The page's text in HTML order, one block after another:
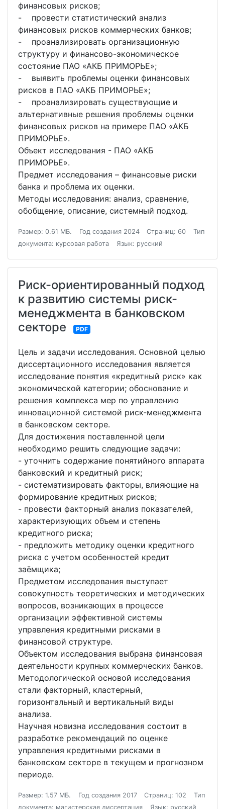
финансовых рисков;
- провести статистический анализ
финансовых рисков коммерческих банков;
- проанализировать организационную
структуру и финансово-экономическое
состояние ПАО «АКБ ПРИМОРЬЕ»;
- выявить проблемы оценки финансовых
рисков в ПАО «АКБ ПРИМОРЬЕ»;
- проанализировать существующие и
альтернативные решения проблемы оценки
финансовых рисков на примере ПАО «АКБ
ПРИМОРЬЕ».
Объект исследования - ПАО «АКБ
ПРИМОРЬЕ».
Предмет исследования – финансовые риски
банка и проблема их оценки.
Методы исследования: анализ, сравнение,
обобщение, описание, системный подход.
Размер: 0.61 МБ. Год создания 2024 Страниц: 60
Тип
документа: курсовая работа
Язык: русский
Риск-ориентированный подход
к развитию системы риск-
менеджмента в банковском
секторе
PDF
Цель и задачи исследования. Основной целью
диссертационного исследования является
исследование понятия «кредитный риск» как
экономической категории; обоснование и
решения комплекса мер по управлению
инновационной системой риск-менеджмента
в банковском секторе.
Для достижения поставленной цели
необходимо решить следующие задачи:
- уточнить содержание понятийного аппарата
банковский и кредитный риск;
- систематизировать факторы, влияющие на
формирование кредитных рисков;
- провести факторный анализ показателей,
характеризующих объем и степень
кредитного риска;
- предложить методику оценки кредитного
риска с учетом особенностей кредит
заёмщика;
Предметом исследования выступает
совокупность теоретических и методических
вопросов, возникающих в процессе
организации эффективной системы
управления кредитными рисками в
финансовой структуре.
Объектом исследования выбрана финансовая
деятельности крупных коммерческих банков.
Методологической основой исследования
стали факторный, кластерный,
горизонтальный и вертикальный виды
анализа.
Научная новизна исследования состоит в
разработке рекомендаций по оценке
управления кредитными рисками в
банковском секторе в текущем и прогнозном
периоде.
Размер: 1.57 МБ. Год создания 2017 Страниц: 102
Тип
документа: магистерская диссертация
Язык: русский